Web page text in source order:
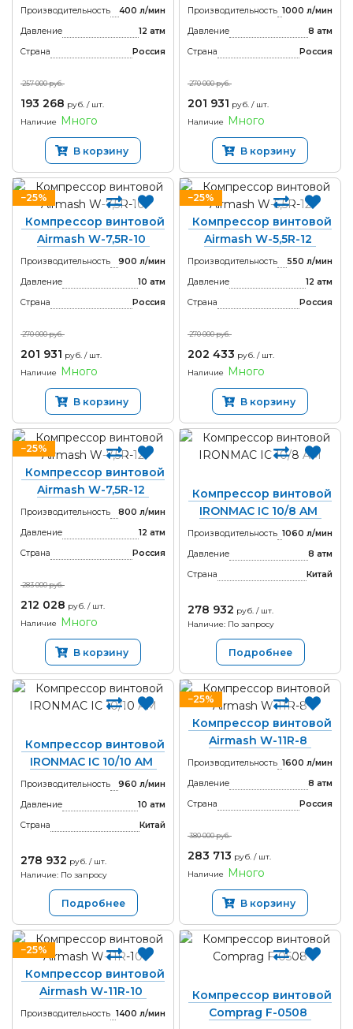
Производительность
400 л/мин
Давление
12 атм
Страна
Россия
257 000 руб.
193 268 руб. / шт.
Наличие
Много
В корзину
Производительность 1000 л/мин
Давление
8 атм
Страна
Россия
270 000 руб.
201 931 руб. / шт.
Наличие
Много
В корзину
−25%
Компрессор винтовой
Airmash W-7,5R-10
Производительность
900 л/мин
Давление
10 атм
Страна
Россия
270 000 руб.
201 931 руб. / шт.
Наличие
Много
В корзину
−25%
Компрессор винтовой
Airmash W-5,5R-12
Производительность
550 л/мин
Давление
12 атм
Страна
Россия
270 000 руб.
202 433 руб. / шт.
Наличие
Много
В корзину
−25%
Компрессор винтовой
Airmash W-7,5R-12
Производительность
800 л/мин
Давление
12 атм
Страна
Россия
283 000 руб.
212 028 руб. / шт.
Наличие
Много
В корзину
Компрессор винтовой
IRONMAC IC 10/8 AM
Производительность 1060 л/мин
Давление
8 атм
Страна
Китай
278 932 руб. / шт.
Наличие: По запросу
Подробнее
Компрессор винтовой
IRONMAC IC 10/10 AM
Производительность
960 л/мин
Давление
10 атм
Страна
Китай
278 932 руб. / шт.
Наличие: По запросу
Подробнее
−25%
Компрессор винтовой
Airmash W-11R-8
Производительность 1600 л/мин
Давление
8 атм
Страна
Россия
380 000 руб.
283 713 руб. / шт.
Наличие
Много
В корзину
−25%
Компрессор винтовой
Airmash W-11R-10
Производительность 1400 л/мин
Компрессор винтовой
Comprag F-0508